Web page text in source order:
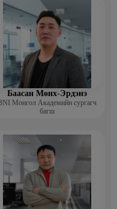
Баасан Мөнх-Эрдэнэ
Монгол Академийн сургагч
багш